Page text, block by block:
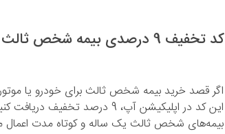
کد تخفیف 9 درصدی بیمه شخص ثالث آپ
اگر قصد خرید بیمه شخص ثالث برای خودرو یا موتور
این کد در اپلیکیشن آپ، 9 درصد
بیمه‌های شخص ثالث یک ساله و کوتاه مدت